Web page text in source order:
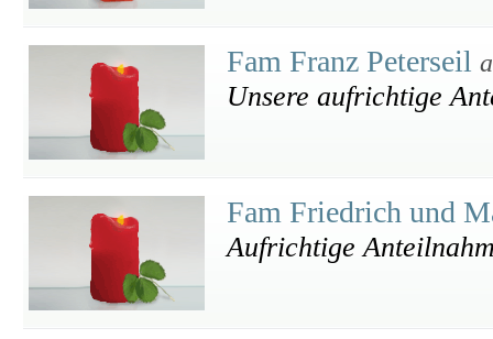
Fam Franz Peterseil
Unsere aufrichtige
Fam Friedrich und
Aufrichtige